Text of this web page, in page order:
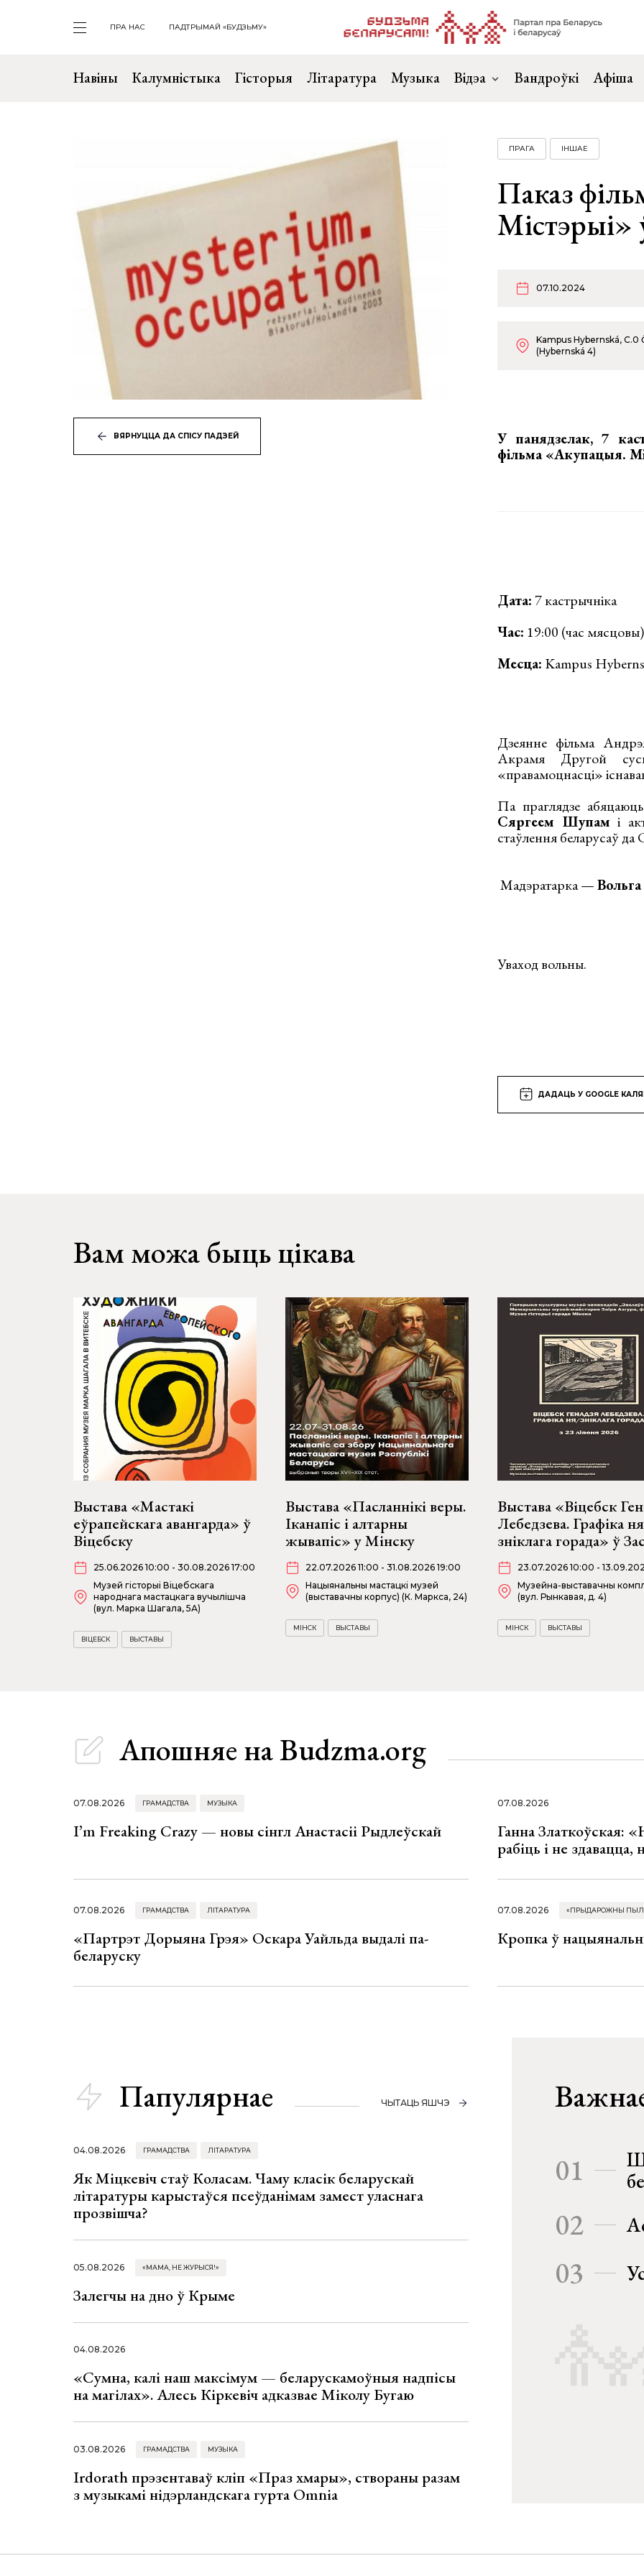
ПРА НАС ПАДТРЫМАЙ «БУДЗЬМУ»
Навіны Калумністыка Гісторыя Літаратура Музыка Відэа Вандроўкі Афіша
ВЯРНУЦЦА ДА СПІСУ ПАДЗЕЙ
ПРАГА ІНШАЕ
Паказ
Містэрыі»
07.10.2024
Kampus Hybernská, C.0
(Hybernská 4)
У панядзелак, 7
фільма «Акупацыя.
Дата:7 кастрычніка
Час: 19:00 (час мясцовы)
Месца: Kampus
Дзеянне фільма
Акрамя Другой
«правамоцнасці»
Па праглядзе
Сяргеем Шупам і
стаўлення беларусаў да
Мадэратарка —
Уваход вольны.
ДАДАЦЬ У GOOGLE
Вам можа быць цікава
Выстава «Мастакі
еўрапейскага авангарда» ў
Віцебску
25.06.2026 10:00 - 30.08.2026 17:00
Музей гісторыі Віцебскага
народнага мастацкага вучылішча
(вул. Марка Шагала, 5А)
ВІЦЕБСК ВЫСТАВЫ
Выстава «Пасланнікі веры.
Іканапіс і алтарны
жывапіс» у Мінску
22.07.2026 11:00 - 31.08.2026 19:00
Нацыянальны мастацкі музей
(выставачны корпус) (К. Маркса, 24)
МІНСК ВЫСТАВЫ
Выстава «Віцебск
Лебедзева. Графіка
зніклага горада» ў
23.07.2026 10:00 -
Музейна-выставачны
(вул. Рынкавая, д. 4)
МІНСК ВЫСТАВЫ
Апошняе на Budzma.org
07.08.2026 ГРАМАДСТВА МУЗЫКА
I’m Freaking Crazy — новы сінгл Анастасіі Рыдлеўскай
07.08.2026
Ганна Златкоўская:
рабіць і не
07.08.2026 ГРАМАДСТВА ЛІТАРАТУРА
«Партрэт Дорыяна Грэя» Оскара Уайльда выдалі па-
беларуску
07.08.2026 «ПРЫДАРОЖНЫ
Кропка ў
Папулярнае ЧЫТАЦЬ ЯШЧЭ
04.08.2026 ГРАМАДСТВА ЛІТАРАТУРА
Як Міцкевіч стаў Коласам. Чаму класік беларускай
літаратуры карыстаўся псеўданімам замест уласнага
прозвішча?
05.08.2026 «МАМА, НЕ ЖУРЫСЯ!»
Залегчы на дно ў Крыме
04.08.2026
«Сумна, калі наш максімум — беларускамоўныя надпісы
на магілах». Алесь Кіркевіч адказвае Міколу Бугаю
03.08.2026 ГРАМАДСТВА МУЗЫКА
Irdorath прэзентаваў кліп «Праз хмары», створаны разам
з музыкамі нідэрландскага гурта Omnia
01
02
03